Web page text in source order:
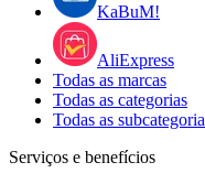
KaBuM!
AliExpress
Todas as marcas
Todas as categorias
Todas as
Serviços e benefícios